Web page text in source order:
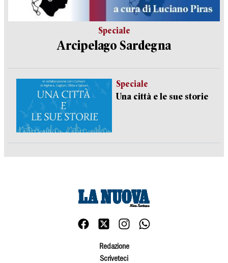
Speciale
Arcipelago Sardegna
Speciale
Una città e le sue storie
Redazione
Scriveteci